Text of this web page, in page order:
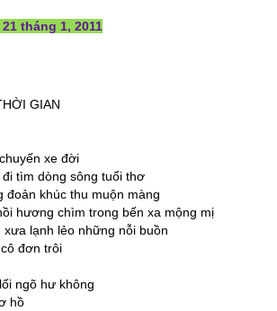
tháng 1, 2011
GIAN
xe đời
tìm dòng sông tuổi thơ
đoản khúc thu muộn màng
hương chìm trong bến xa mộng mị
xưa lạnh lẻo những nỗi buồn
đơn trôi
ngõ hư không
hồ